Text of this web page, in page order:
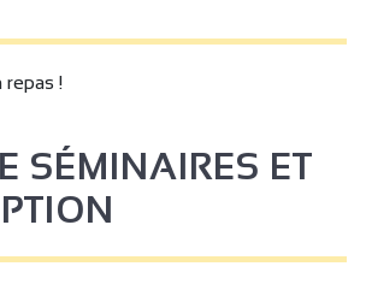
Plats cuisinés
repas !
SÉMINAIRES ET